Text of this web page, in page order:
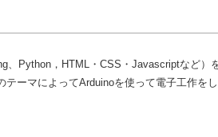
、Python，HTML・CSS・Javascriptなど）
ーマによってArduinoを使って電子工作を